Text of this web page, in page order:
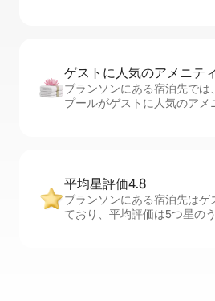
ゲストに人⁠気⁠のア⁠メ⁠ニ⁠テ⁠
ブランソンにある宿泊先では
プールがゲストに人気のアメ
平均星評価4.8
ブランソンにある宿泊先は
ており、平均評価は5つ星の